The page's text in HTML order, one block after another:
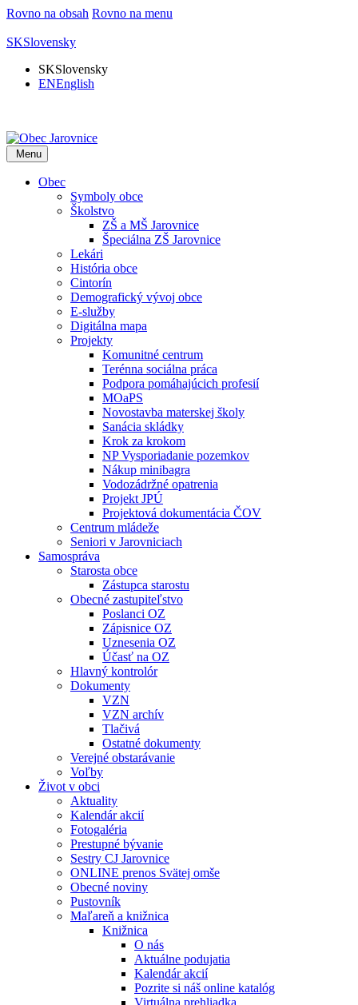
Rovno na obsah Rovno na menu
SKSlovensky
SKSlovensky
ENEnglish
Menu
Obec
Symboly obce
Školstvo
ZŠ a MŠ Jarovnice
Špeciálna ZŠ Jarovnice
Lekári
História obce
Cintorín
Demografický vývoj obce
E-služby
Digitálna mapa
Projekty
Komunitné centrum
Terénna sociálna práca
Podpora pomáhajúcich profesií
MOaPS
Novostavba materskej školy
Sanácia skládky
Krok za krokom
NP Vysporiadanie pozemkov
Nákup minibagra
Vodozádržné opatrenia
Projekt JPÚ
Projektová dokumentácia ČOV
Centrum mládeže
Seniori v Jarovniciach
Samospráva
Starosta obce
Zástupca starostu
Obecné zastupiteľstvo
Poslanci OZ
Zápisnice OZ
Uznesenia OZ
Účasť na OZ
Hlavný kontrolór
Dokumenty
VZN
VZN archív
Tlačivá
Ostatné dokumenty
Verejné obstarávanie
Voľby
Život v obci
Aktuality
Kalendár akcií
Fotogaléria
Prestupné bývanie
Sestry CJ Jarovnice
ONLINE prenos Svätej omše
Obecné noviny
Pustovník
Maľareň a knižnica
Knižnica
O nás
Aktuálne podujatia
Kalendár akcií
Pozrite si náš online katalóg
Virtuálna prehliadka